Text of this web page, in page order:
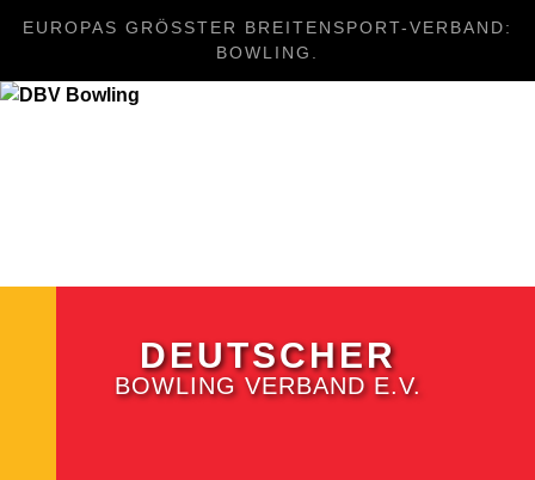
EUROPAS GRÖSSTER BREITENSPORT-VERBAND: B
OWLING.
DEUTSCHER
BOWLING VERBAND E.V.